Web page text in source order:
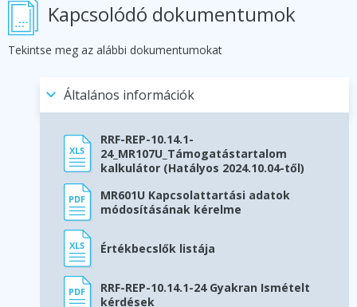
Kapcsolódó dokumentumok
Tekintse meg az alábbi dokumentumokat
Általános információk
RRF-REP-10.14.1-
24_MR107U_Támogatástartalom
kalkulátor (Hatályos 2024.10.04-től)
MR601U Kapcsolattartási adatok
módosításának kérelme
Értékbecslők listája
RRF-REP-10.14.1-24 Gyakran Ismételt
kérdések